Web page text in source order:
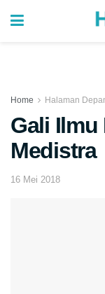
Home Halaman
Gali Ilmu
Medistra
16 Mei 2018